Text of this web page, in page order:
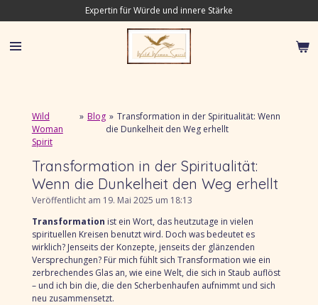
Expertin für Würde und innere Stärke
Wild
Woman
Spirit
» Blog » Transformation in der Spiritualität: Wenn
die Dunkelheit den Weg erhellt
Transformation in der Spiritualität:
Wenn die Dunkelheit den Weg erhellt
Veröffentlicht am 19. Mai 2025 um 18:13
Transformation ist ein Wort, das heutzutage in vielen
spirituellen Kreisen benutzt wird. Doch was bedeutet es
wirklich? Jenseits der Konzepte, jenseits der glänzenden
Versprechungen? Für mich fühlt sich Transformation wie ein
zerbrechendes Glas an, wie eine Welt, die sich in Staub auflöst
– und ich bin die, die den Scherbenhaufen aufnimmt und sich
neu zusammensetzt.